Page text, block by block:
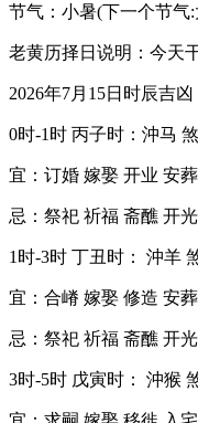
节气：小暑(下一个节气:
老黄历择日说明：今天
2026年7月15日时辰吉凶
0时-1时 丙子时：沖马
宜：订婚 嫁娶 开业 安
忌：祭祀 祈福 斋醮 开
1时-3时 丁丑时： 沖羊
宜：合嵴 嫁娶 修造 安葬
忌：祭祀 祈福 斋醮 开
3时-5时 戊寅时： 沖猴